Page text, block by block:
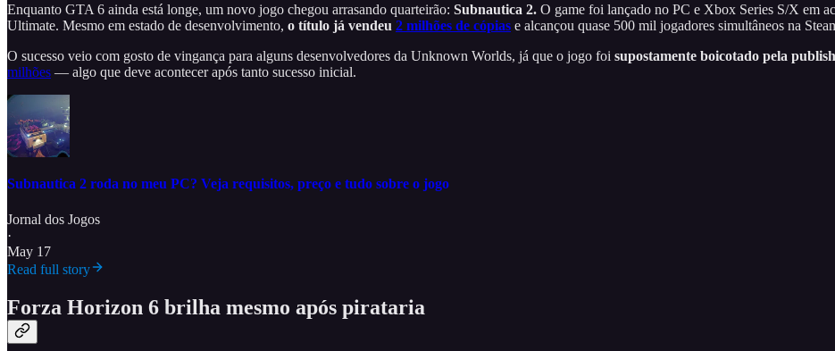
Enquanto GTA 6 ainda está longe, um novo jogo chegou arrasando quarteirão: Subnautica 2. O game foi lançado no PC e Xbox Series S/X em
Ultimate. Mesmo em estado de desenvolvimento, o título já vendeu 2 milhões de cópias e alcançou quase 500 mil jogadores simultâneos na
O sucesso veio com gosto de vingança para alguns desenvolvedores da Unknown Worlds, já que o jogo foi supostamente boicotado pela
milhões — algo que deve acontecer após tanto sucesso inicial.
Subnautica 2 roda no meu PC? Veja requisitos, preço e tudo sobre o jogo
Jornal dos Jogos
·
May 17
Read full story
Forza Horizon 6 brilha mesmo após pirataria